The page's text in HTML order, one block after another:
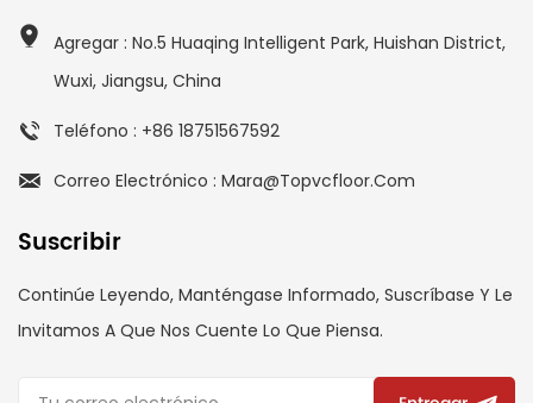
Agregar : No.5 Huaqing Intelligent Park, Huishan District,
Wuxi, Jiangsu, China
Teléfono : +86 18751567592
Correo Electrónico : Mara@topvcfloor.com
Suscribir
Continúe Leyendo, Manténgase Informado, Suscríbase Y Le
Invitamos A Que Nos Cuente Lo Que Piensa.